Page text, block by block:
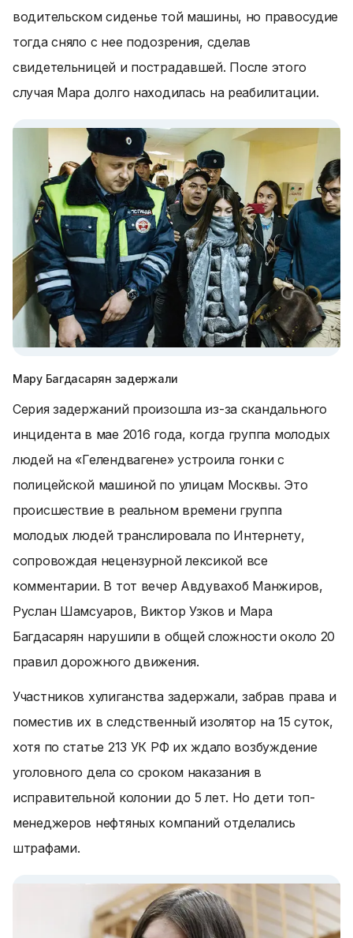
водительском сиденье той машины, но правосудие
тогда сняло с нее подозрения, сделав
свидетельницей и пострадавшей. После этого
случая Мара долго находилась на реабилитации.
Мару Багдасарян задержали
Серия задержаний произошла из-за скандального
инцидента в мае 2016 года, когда группа молодых
людей на «Гелендвагене» устроила гонки с
полицейской машиной по улицам Москвы. Это
происшествие в реальном времени группа
молодых людей транслировала по Интернету,
сопровождая нецензурной лексикой все
комментарии. В тот вечер Авдувахоб Манжиров,
Руслан Шамсуаров, Виктор Узков и Мара
Багдасарян нарушили в общей сложности около 20
правил дорожного движения.
Участников хулиганства задержали, забрав права и
поместив их в следственный изолятор на 15 суток,
хотя по статье 213 УК РФ их ждало возбуждение
уголовного дела со сроком наказания в
исправительной колонии до 5 лет. Но дети топ-
менеджеров нефтяных компаний отделались
штрафами.